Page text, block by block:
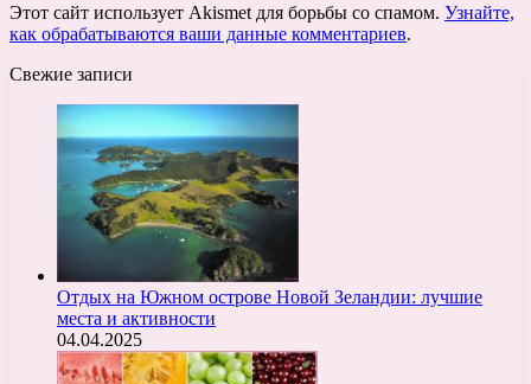
Этот сайт использует Akismet для борьбы со спамом. Узнайте,
как обрабатываются ваши данные комментариев.
Свежие записи
Отдых на Южном острове Новой Зеландии: лучшие
места и активности
04.04.2025